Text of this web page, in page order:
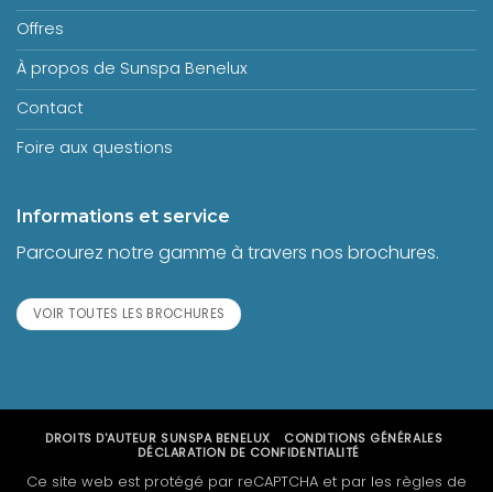
Offres
À propos de Sunspa Benelux
Contact
Foire aux questions
Informations et service
Parcourez notre gamme à travers nos brochures.
VOIR TOUTES LES BROCHURES
DROITS D'AUTEUR SUNSPA BENELUX
CONDITIONS GÉNÉRALES
DÉCLARATION DE CONFIDENTIALITÉ
Ce site web est protégé par reCAPTCHA et par les règles de